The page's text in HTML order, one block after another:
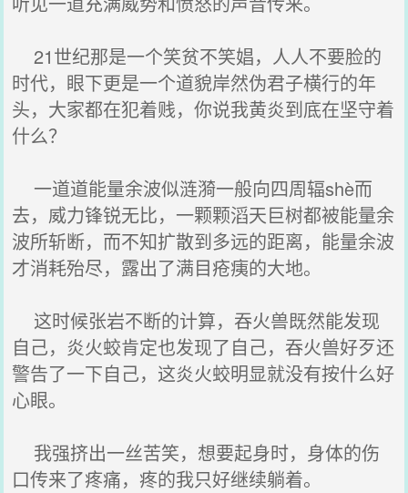
21世纪那是一个笑贫不笑娼，人人不要脸的
时代，眼下更是一个道貌岸然伪君子横行的年
头，大家都在犯着贱，你说我黄炎到底在坚守着
什么？
一道道能量余波似涟漪一般向四周辐shè而
去，威力锋锐无比，一颗颗滔天巨树都被能量余
波所斩断，而不知扩散到多远的距离，能量余波
才消耗殆尽，露出了满目疮痍的大地。
这时候张岩不断的计算，吞火兽既然能发现
自己，炎火蛟肯定也发现了自己，吞火兽好歹还
警告了一下自己，这炎火蛟明显就没有按什么好
心眼。
我强挤出一丝苦笑，想要起身时，身体的伤
口传来了疼痛，疼的我只好继续躺着。